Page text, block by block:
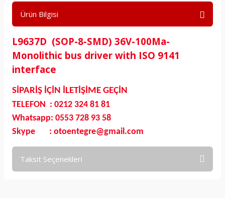
Ürün Bilgisi
L9637D (SOP-8-SMD) 36V-100Ma-
Monolithic bus driver with ISO 9141
interface
SİPARİŞ İÇİN İLETİŞİME GEÇİN
TELEFON : 0212 324 81 81
Whatsapp: 0553 728 93 58
Skype : otoentegre@gmail.com
Taksit Seçenekleri